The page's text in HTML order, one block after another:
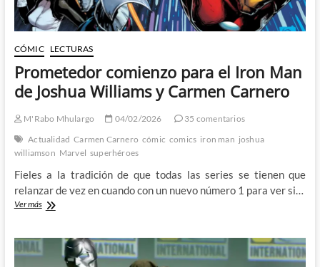
CÓMIC LECTURAS
Prometedor comienzo para el Iron Man
de Joshua Williams y Carmen Carnero
M'Rabo Mhulargo 04/02/2026
35 comentarios
Actualidad Carmen Carnero cómic comics iron man joshua
williamson Marvel superhéroes
Fieles a la tradición de que todas las series se tienen que
relanzar de vez en cuando con un nuevo número 1 para ver si…
Ver másPrometedor
el
Iron